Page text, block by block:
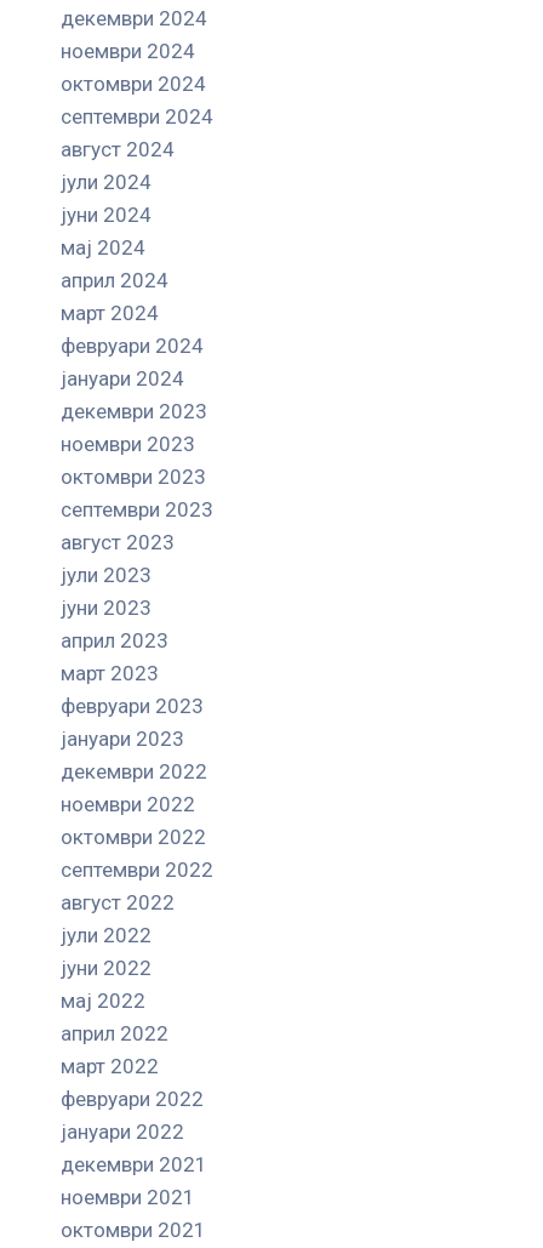
декември 2024
ноември 2024
октомври 2024
септември 2024
август 2024
јули 2024
јуни 2024
мај 2024
април 2024
март 2024
февруари 2024
јануари 2024
декември 2023
ноември 2023
октомври 2023
септември 2023
август 2023
јули 2023
јуни 2023
април 2023
март 2023
февруари 2023
јануари 2023
декември 2022
ноември 2022
октомври 2022
септември 2022
август 2022
јули 2022
јуни 2022
мај 2022
април 2022
март 2022
февруари 2022
јануари 2022
декември 2021
ноември 2021
октомври 2021